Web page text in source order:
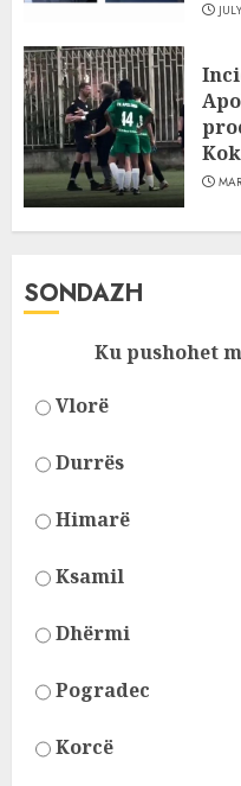
SONDAZH
Ku pushohet
Vlorë
Durrës
Himarë
Ksamil
Dhërmi
Pogradec
Korcë